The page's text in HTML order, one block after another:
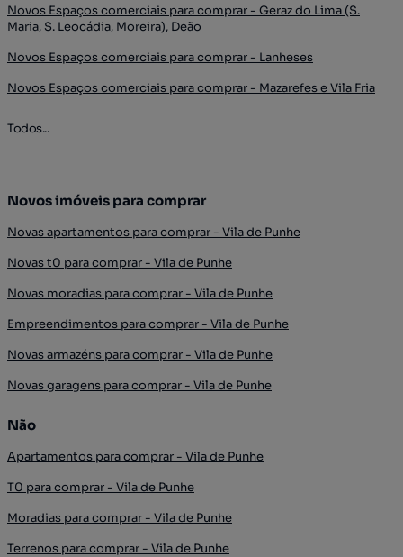
Novos Espaços comerciais para comprar - Geraz do Lima (S.
Maria, S. Leocádia, Moreira), Deão
Novos Espaços comerciais para comprar - Lanheses
Novos Espaços comerciais para comprar - Mazarefes e Vila Fria
Todos...
Novos imóveis para comprar
Novas apartamentos para comprar - Vila de Punhe
Novas t0 para comprar - Vila de Punhe
Novas moradias para comprar - Vila de Punhe
Empreendimentos para comprar - Vila de Punhe
Novas armazéns para comprar - Vila de Punhe
Novas garagens para comprar - Vila de Punhe
Não
Apartamentos para comprar - Vila de Punhe
T0 para comprar - Vila de Punhe
Moradias para comprar - Vila de Punhe
Terrenos para comprar - Vila de Punhe